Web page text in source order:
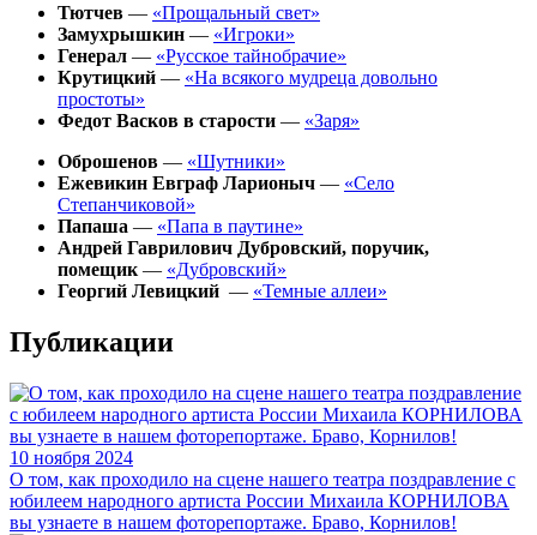
Тютчев — «Прощальный свет»
Замухрышкин — «Игроки»
Генерал — «Русское тайнобрачие»
Крутицкий — «На всякого мудреца довольно
простоты»
Федот Васков в старости — «Заря»
Оброшенов — «Шутники»
Ежевикин Евграф Ларионыч — «Село
Степанчиковой»
Папаша — «Папа в паутине»
Андрей Гаврилович Дубровский, поручик,
помещик — «Дубровский»
Георгий Левицкий — «Темные аллеи»
Публикации
10 ноября 2024
О том, как проходило на сцене нашего театра поздравление с
юбилеем народного артиста России Михаила КОРНИЛОВА
вы узнаете в нашем фоторепортаже. Браво, Корнилов!